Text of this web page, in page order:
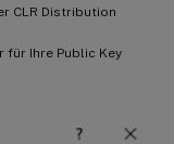
CLR Distribution
Ihre Public Key